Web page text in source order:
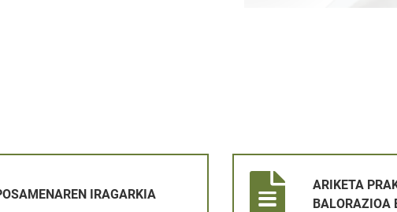
IRAGARKIA
ARIKETA
BALORAZIOA